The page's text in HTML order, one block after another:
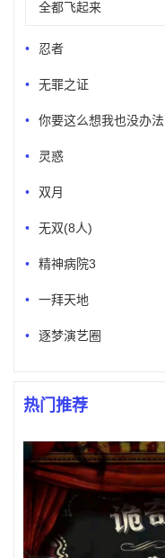
全都飞起来
忍者
无罪之证
你要这么想我也没办法
灵惑
双月
无双(8人)
精神病院3
一拜天地
逐梦演艺圈
热门推荐